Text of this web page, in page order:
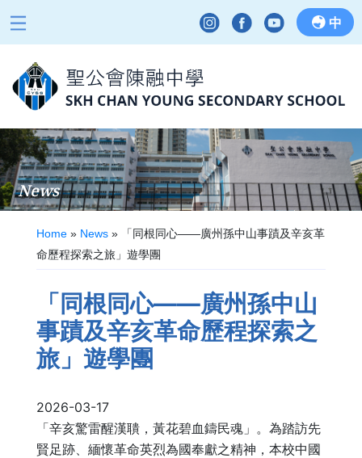
中
News
Home » News »
「同根同心——廣州孫中山事蹟及辛亥革
命歷程探索之旅」遊學團
「同根同心——廣州孫中山
事蹟及辛亥革命歷程探索之
旅」遊學團
2026-03-17
「辛亥驚雷醒漢聵，黃花碧血鑄民魂」。為踏訪先
賢足跡、 緬懷革命英烈為國奉獻之精神， 本校中國